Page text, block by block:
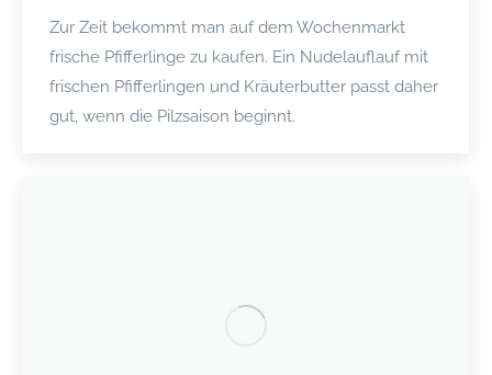
Zur Zeit bekommt man auf dem Wochenmarkt
frische Pfifferlinge zu kaufen. Ein Nudelauflauf mit
frischen Pfifferlingen und Kräuterbutter passt daher
gut, wenn die Pilzsaison beginnt.